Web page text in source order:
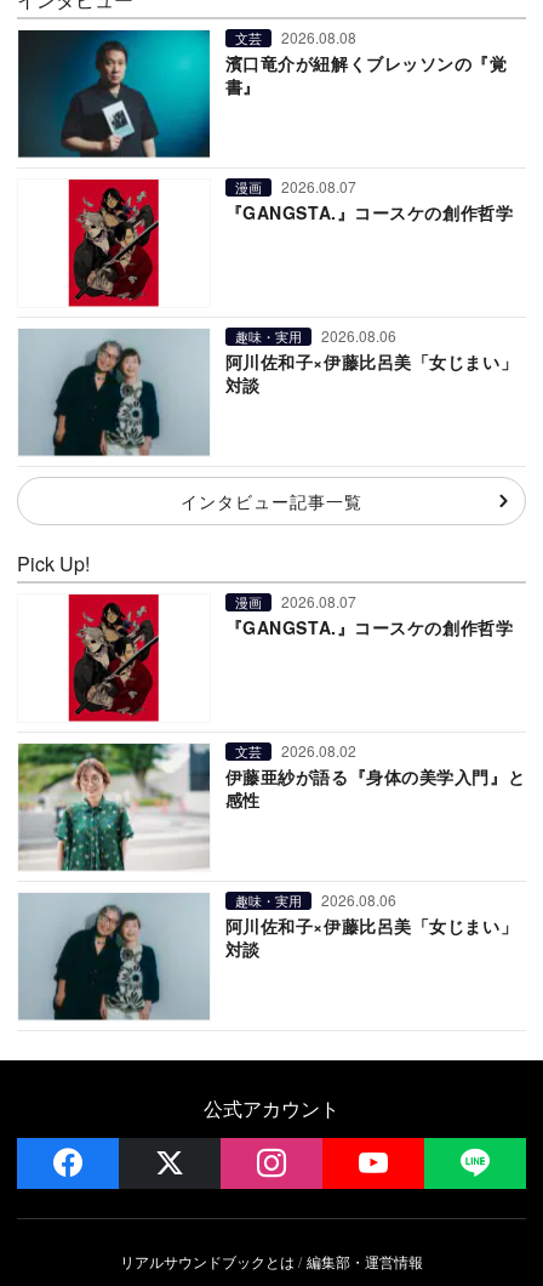
文芸 2026.08.08
濱口竜介が紐解くブレッソンの『覚
書』
漫画 2026.08.07
『GANGSTA.』コースケの創作哲学
趣味・実用 2026.08.06
阿川佐和子×伊藤比呂美「女じまい」
対談
インタビュー記事一覧
Pick Up!
漫画 2026.08.07
『GANGSTA.』コースケの創作哲学
文芸 2026.08.02
伊藤亜紗が語る『身体の美学入門』と
感性
趣味・実用 2026.08.06
阿川佐和子×伊藤比呂美「女じまい」
対談
公式アカウント
facebook instagram YouTube
リアルサウンドブックとは
編集部・運営情報